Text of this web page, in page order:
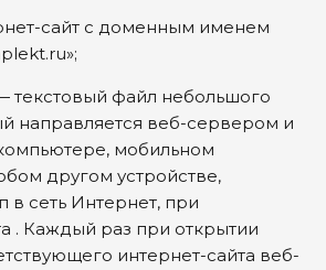
сайт с доменным именем
текстовый файл небольшого
направляется веб-сервером и
мобильном
другом устройстве,
сеть Интернет, при
. Каждый раз при открытии
интернет-сайта веб-